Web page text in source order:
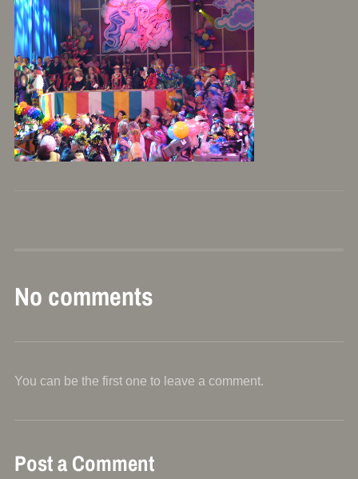
No comments
You can be the first one to leave a comment.
Post a Comment